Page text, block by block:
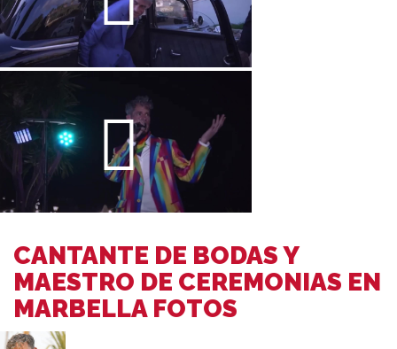
CANTANTE DE BODAS Y
MAESTRO DE CEREMONIAS EN
MARBELLA FOTOS